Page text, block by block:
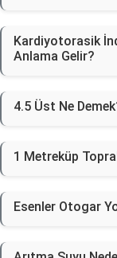
Kardiyotorasik
Anlama Gelir?
4.5 Üst Ne
1 Metreküp
Esenler Otogar